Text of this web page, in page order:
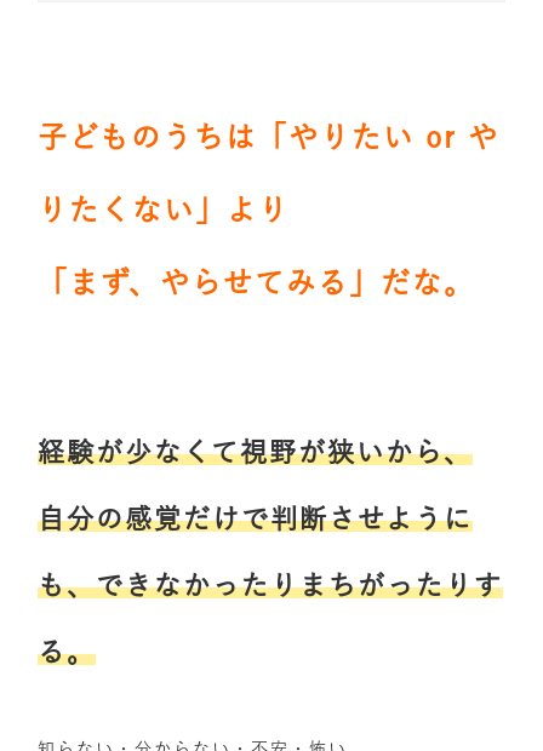
子どものうちは「やりたい or や
りたくない」より
「まず、やらせてみる」だな。
経験が少なくて視野が狭いから、
自分の感覚だけで判断させように
も、できなかったりまちがったりす
る。